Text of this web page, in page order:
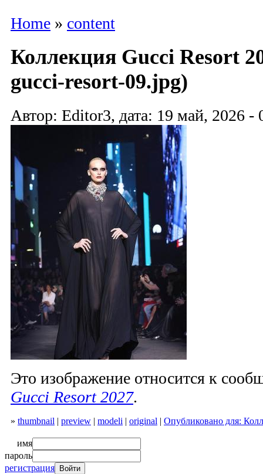
Home » content
Коллекция Gucci Resort
gucci-resort-09.jpg)
Автор: Editor3, дата: 19 май, 2026 -
Это изображение относится к
Gucci Resort 2027.
» thumbnail | preview | modeli | original | Опубликовано для:
имя
пароль
регистрация